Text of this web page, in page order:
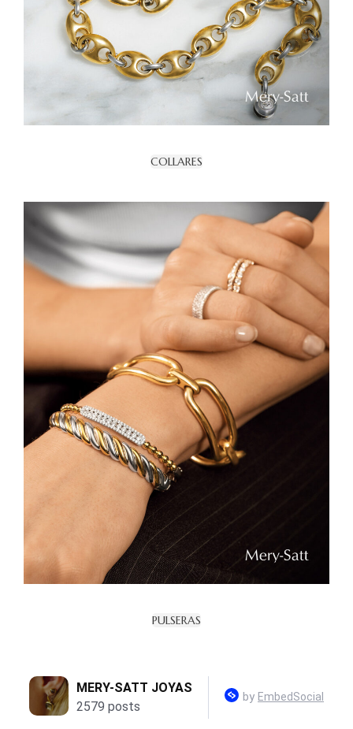
COLLARES
PULSERAS